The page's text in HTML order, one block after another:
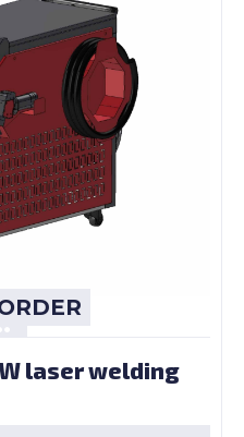
laser welding